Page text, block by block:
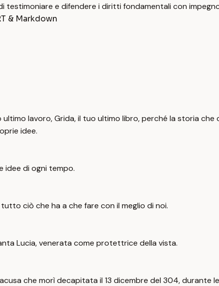
testimoniare e difendere i diritti fondamentali con
& Markdown
lavoro, Grida, il tuo ultimo libro, perché la storia
idee.
idee di ogni tempo.
ciò che ha a che fare con il meglio di noi.
Lucia, venerata come protettrice della vista.
che morì decapitata il 13 dicembre del 304, durante